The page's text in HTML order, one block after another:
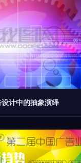
计中的抽象演绎